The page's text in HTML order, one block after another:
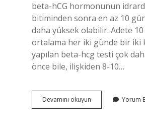
beta-hCG hormonunun
bitiminden sonra en az 10
daha yüksek olabilir. Adete
ortalama her iki günde bir iki
yapılan beta-hcg testi çok
önce bile, ilişkiden 8-10…
Devamını okuyun
10
Yorum